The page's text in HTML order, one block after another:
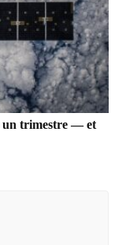
un trimestre — et